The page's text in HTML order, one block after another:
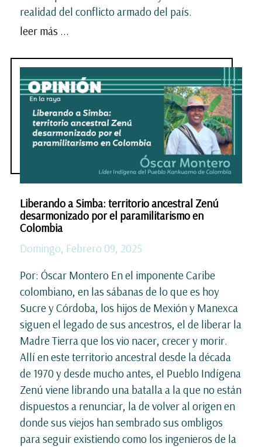
realidad del conflicto armado del país.
leer más ...
Liberando a Simba: territorio ancestral Zenú
desarmonizado por el paramilitarismo en
Colombia
Domingo, Febrero 09, 2025
Por: Óscar Montero En el imponente Caribe
colombiano, en las sábanas de lo que es hoy
Sucre y Córdoba, los hijos de Mexión y Manexca
siguen el legado de sus ancestros, el de liberar la
Madre Tierra que los vio nacer, crecer y morir.
Allí en este territorio ancestral desde la década
de 1970 y desde mucho antes, el Pueblo Indígena
Zenú viene librando una batalla a la que no están
dispuestos a renunciar, la de volver al origen en
donde sus viejos han sembrado sus ombligos
para seguir existiendo como los ingenieros de la